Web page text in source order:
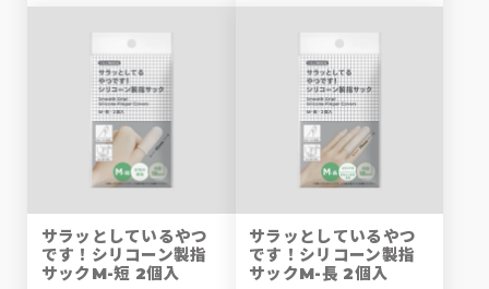
サラッとしているやつ
です！シリコーン製指
サックM-短 2個入
サラッとしているやつ
です！シリコーン製指
サックM-長 2個入